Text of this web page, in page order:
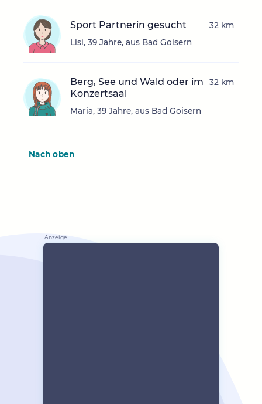
Sport Partnerin gesucht
Lisi, 39 Jahre, aus Bad Goisern
32 km
Berg, See und Wald oder im
Konzertsaal
Maria, 39 Jahre, aus Bad Goisern
32 km
Nach oben